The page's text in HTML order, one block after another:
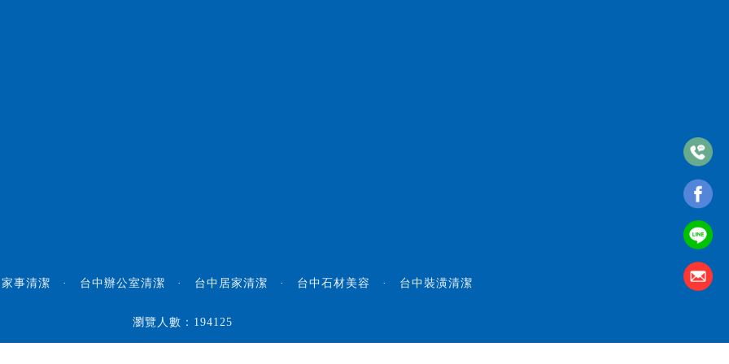
事清潔 · 台中辦公室清潔 · 台中居家清潔 · 台中石材美容 · 台中裝潢清潔
瀏覽人數：194125